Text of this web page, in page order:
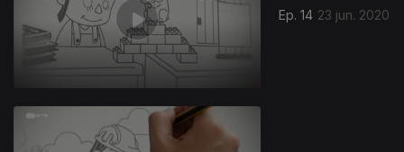
Ep. 14 23 jun. 2020